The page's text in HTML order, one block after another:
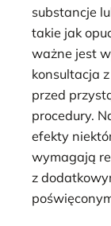
substancje
takie jak
ważne jest
konsultacja
przed
procedury.
efekty
wymagają
z